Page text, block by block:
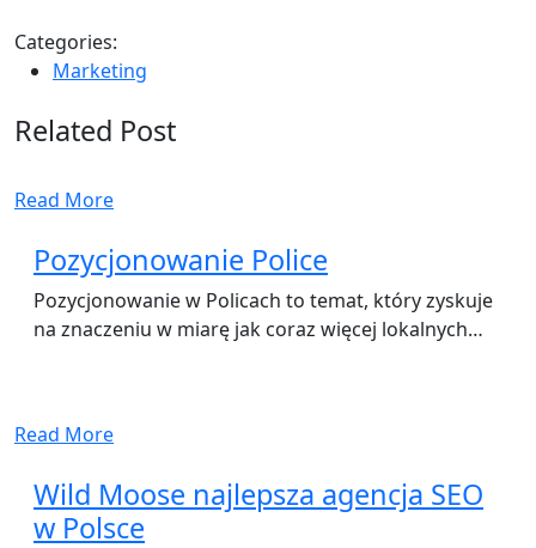
Categories:
Marketing
Related Post
Read More
Pozycjonowanie Police
Pozycjonowanie w Policach to temat, który zyskuje
na znaczeniu w miarę jak coraz więcej lokalnych…
Read More
Wild Moose najlepsza agencja SEO
w Polsce